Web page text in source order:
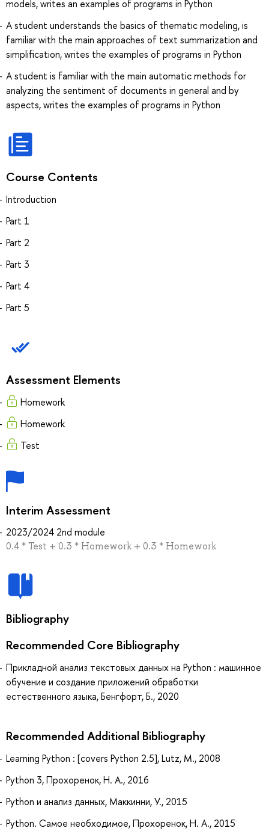
models, writes an examples of programs in Python
A student understands the basics of thematic modeling, is
familiar with the main approaches of text summarization and
simplification, writes the examples of programs in Python
A student is familiar with the main automatic methods for
analyzing the sentiment of documents in general and by
aspects, writes the examples of programs in Python
Course Contents
Introduction
Part 1
Part 2
Part 3
Part 4
Part 5
Assessment Elements
Homework
Homework
Test
Interim Assessment
2023/2024 2nd module
0.4 * Test + 0.3 * Homework + 0.3 * Homework
Bibliography
Recommended Core Bibliography
Прикладной анализ текстовых данных на Python : машинное
обучение и создание приложений обработки
естественного языка, Бенгфорт, Б., 2020
Recommended Additional Bibliography
Learning Python : [covers Python 2.5], Lutz, M., 2008
Python 3, Прохоренок, Н. А., 2016
Python и анализ данных, Маккинни, У., 2015
Python. Самое необходимое, Прохоренок, Н. А., 2015